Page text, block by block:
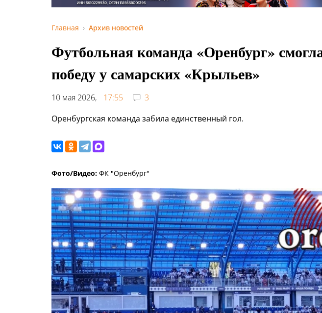
Главная Архив новостей
Футбольная команда «Оренбург»
победу у самарских «Крыльев»
10 мая 2026, 17:55
3
Оренбургская команда забила единственный гол.
Фото/Видео: ФК "Оренбург"